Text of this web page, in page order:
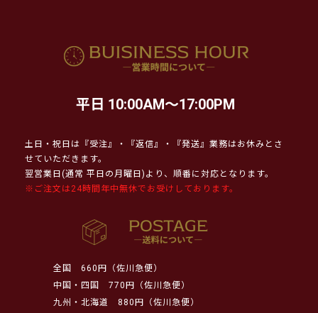
平日 10:00AM～17:00PM
土日・祝日は『受注』・『返信』・『発送』業務はお休みとさ
せていただきます。
翌営業日(通常 平日の月曜日)より、順番に対応となります。
※ご注文は24時間年中無休でお受けしております。
全国
660円（佐川急便）
中国・四国
770円（佐川急便）
九州・北海道
880円（佐川急便）